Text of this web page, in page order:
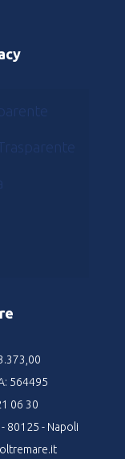
564495
06 30
80125 - Napoli